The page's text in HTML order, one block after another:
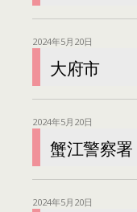
2024年5月20日
大府市
2024年5月20日
蟹江警察署
2024年5月20日